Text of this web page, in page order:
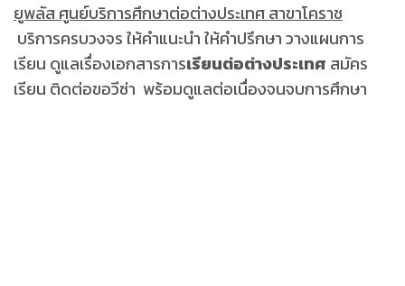
ยูพลัส ศูนย์บริการศึกษาต่อต่างประเทศ สาขาโคราช
บริการครบวงจร ให้คำแนะนำ ให้คำปรึกษา วางแผนการ
เรียน ดูแลเรื่องเอกสารการเรียนต่อต่างประเทศ สมัคร
เรียน ติดต่อขอวีซ่า พร้อมดูแลต่อเนื่องจนจบการศึกษา